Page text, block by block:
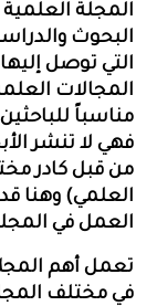
المجلة
البحوث
التي توصل
المجالات
مناسباً للباحثين
فهي لا تنشر
من قبل كادر
العلمي) وهنا
العمل في
تعمل أهم
في مختلف